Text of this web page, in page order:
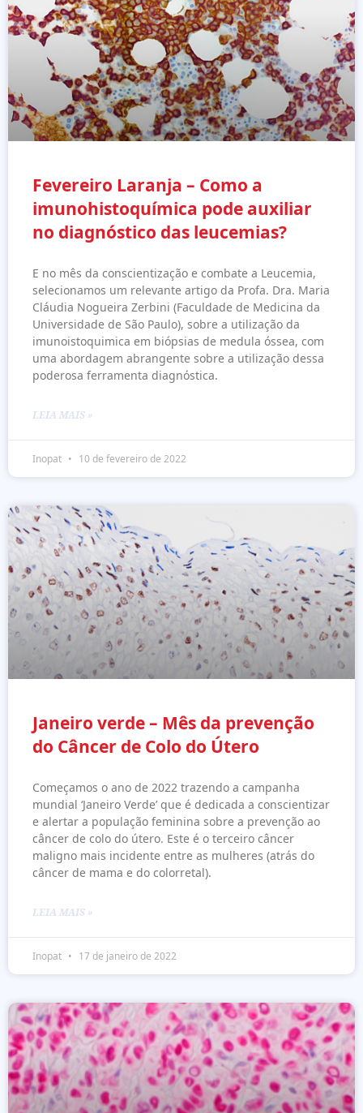
Fevereiro Laranja – Como a
imunohistoquímica pode auxiliar
no diagnóstico das leucemias?
E no mês da conscientização e combate a Leucemia,
selecionamos um relevante artigo da Profa. Dra. Maria
Cláudia Nogueira Zerbini (Faculdade de Medicina da
Universidade de São Paulo), sobre a utilização da
imunoistoquimica em biópsias de medula óssea, com
uma abordagem abrangente sobre a utilização dessa
poderosa ferramenta diagnóstica.
LEIA MAIS »
Inopat 10 de fevereiro de 2022
Janeiro verde – Mês da prevenção
do Câncer de Colo do Útero
Começamos o ano de 2022 trazendo a campanha
mundial ‘Janeiro Verde’ que é dedicada a conscientizar
e alertar a população feminina sobre a prevenção ao
câncer de colo do útero. Este é o terceiro câncer
maligno mais incidente entre as mulheres (atrás do
câncer de mama e do colorretal).
LEIA MAIS »
Inopat 17 de janeiro de 2022